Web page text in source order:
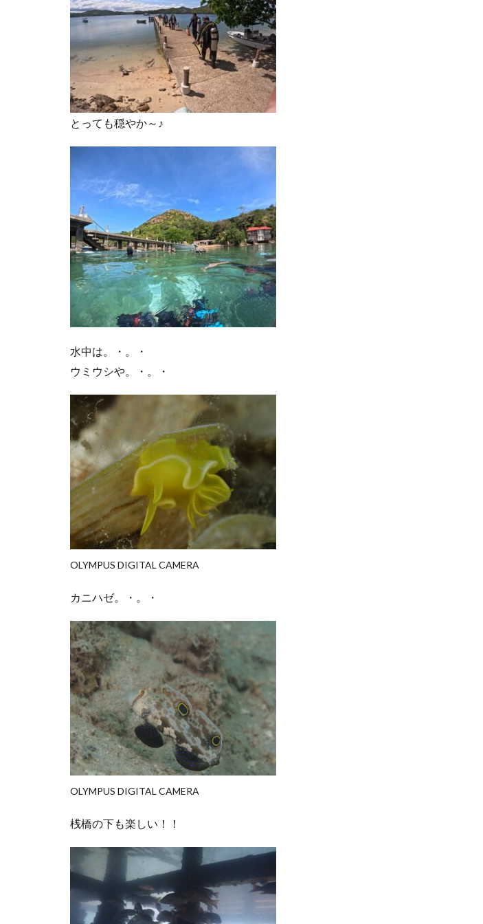
とっても穏やか～♪
水中は。・。・
ウミウシや。・。・
OLYMPUS DIGITAL CAMERA
カニハゼ。・。・
OLYMPUS DIGITAL CAMERA
桟橋の下も楽しい！！